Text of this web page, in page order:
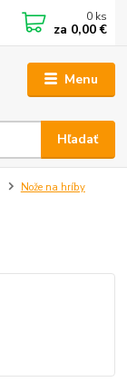
Menu
Hľadať
0 ks
za 0,00 €
Nože na hríby